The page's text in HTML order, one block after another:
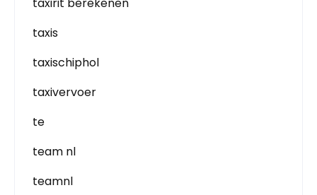
taxis
taxischiphol
taxivervoer
te
team nl
teamnl